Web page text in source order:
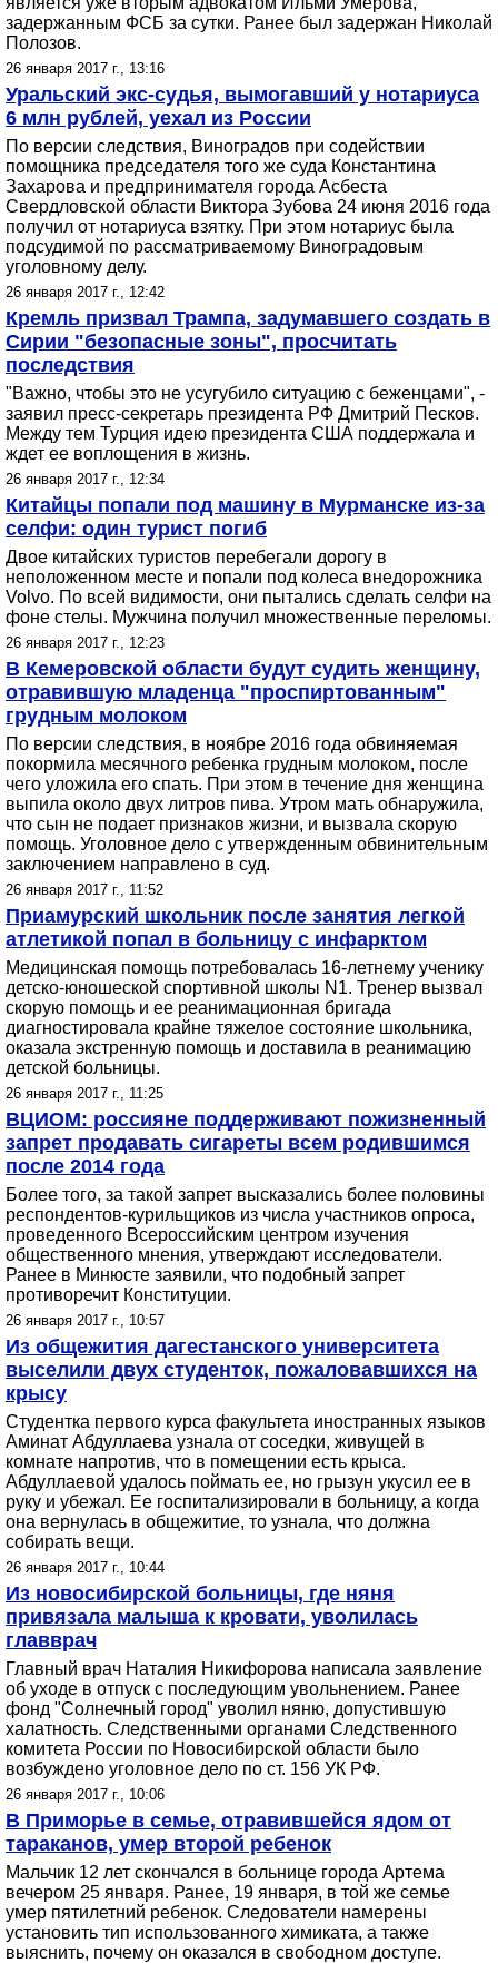
задержанным ФСБ за сутки. Ранее был задержан Николай
Полозов.
26 января 2017 г., 13:16
Уральский экс-судья, вымогавший у нотариуса
6 млн рублей, уехал из России
По версии следствия, Виноградов при содействии
помощника председателя того же суда Константина
Захарова и предпринимателя города Асбеста
Свердловской области Виктора Зубова 24 июня 2016 года
получил от нотариуса взятку. При этом нотариус была
подсудимой по рассматриваемому Виноградовым
уголовному делу.
26 января 2017 г., 12:42
Кремль призвал Трампа, задумавшего создать в
Сирии "безопасные зоны", просчитать
последствия
"Важно, чтобы это не усугубило ситуацию с беженцами", -
заявил пресс-секретарь президента РФ Дмитрий Песков.
Между тем Турция идею президента США поддержала и
ждет ее воплощения в жизнь.
26 января 2017 г., 12:34
Китайцы попали под машину в Мурманске из-за
селфи: один турист погиб
Двое китайских туристов перебегали дорогу в
неположенном месте и попали под колеса внедорожника
Volvo. По всей видимости, они пытались сделать селфи на
фоне стелы. Мужчина получил множественные переломы.
26 января 2017 г., 12:23
В Кемеровской области будут судить женщину,
отравившую младенца "проспиртованным"
грудным молоком
По версии следствия, в ноябре 2016 года обвиняемая
покормила месячного ребенка грудным молоком, после
чего уложила его спать. При этом в течение дня женщина
выпила около двух литров пива. Утром мать обнаружила,
что сын не подает признаков жизни, и вызвала скорую
помощь. Уголовное дело с утвержденным обвинительным
заключением направлено в суд.
26 января 2017 г., 11:52
Приамурский школьник после занятия легкой
атлетикой попал в больницу с инфарктом
Медицинская помощь потребовалась 16-летнему ученику
детско-юношеской спортивной школы N1. Тренер вызвал
скорую помощь и ее реанимационная бригада
диагностировала крайне тяжелое состояние школьника,
оказала экстренную помощь и доставила в реанимацию
детской больницы.
26 января 2017 г., 11:25
ВЦИОМ: россияне поддерживают пожизненный
запрет продавать сигареты всем родившимся
после 2014 года
Более того, за такой запрет высказались более половины
респондентов-курильщиков из числа участников опроса,
проведенного Всероссийским центром изучения
общественного мнения, утверждают исследователи.
Ранее в Минюсте заявили, что подобный запрет
противоречит Конституции.
26 января 2017 г., 10:57
Из общежития дагестанского университета
выселили двух студенток, пожаловавшихся на
крысу
Студентка первого курса факультета иностранных языков
Аминат Абдуллаева узнала от соседки, живущей в
комнате напротив, что в помещении есть крыса.
Абдуллаевой удалось поймать ее, но грызун укусил ее в
руку и убежал. Ее госпитализировали в больницу, а когда
она вернулась в общежитие, то узнала, что должна
собирать вещи.
26 января 2017 г., 10:44
Из новосибирской больницы, где няня
привязала малыша к кровати, уволилась
главврач
Главный врач Наталия Никифорова написала заявление
об уходе в отпуск с последующим увольнением. Ранее
фонд "Солнечный город" уволил няню, допустившую
халатность. Следственными органами Следственного
комитета России по Новосибирской области было
возбуждено уголовное дело по ст. 156 УК РФ.
26 января 2017 г., 10:06
В Приморье в семье, отравившейся ядом от
тараканов, умер второй ребенок
Мальчик 12 лет скончался в больнице города Артема
вечером 25 января. Ранее, 19 января, в той же семье
умер пятилетний ребенок. Следователи намерены
установить тип использованного химиката, а также
выяснить, почему он оказался в свободном доступе.